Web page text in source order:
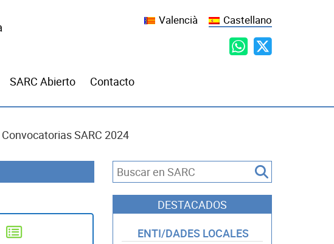
Valencià Castellano
SARC Abierto Contacto
Convocatorias SARC 2024
DESTACADOS
ENTI/DADES LOCALES